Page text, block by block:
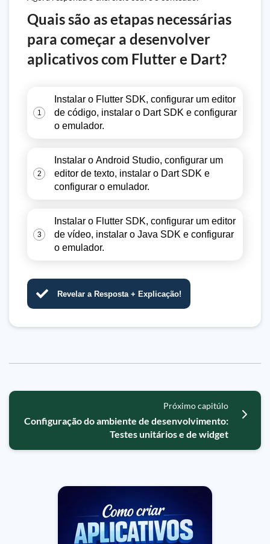
Quais são as etapas necessárias
para começar a desenvolver
aplicativos com Flutter e Dart?
1
Instalar o Flutter SDK, configurar um editor
de código, instalar o Dart SDK e configurar
o emulador.
2
Instalar o Android Studio, configurar um
editor de texto, instalar o Dart SDK e
configurar o emulador.
3
Instalar o Flutter SDK, configurar um editor
de vídeo, instalar o Java SDK e configurar
o emulador.
Revelar a Resposta + Explicação!
Próximo capitúlo
Configuração do ambiente de desenvolvimento:
Testes unitários e de widget